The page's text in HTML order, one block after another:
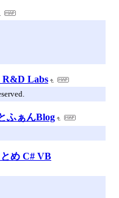
R&D Labs
ふぁんBlog
め C# VB